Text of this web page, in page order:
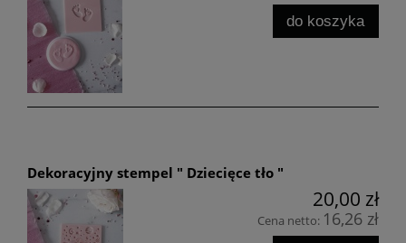
do koszyka
Dekoracyjny stempel " Dziecięce tło "
20,00 zł
Cena netto: 16,26 zł